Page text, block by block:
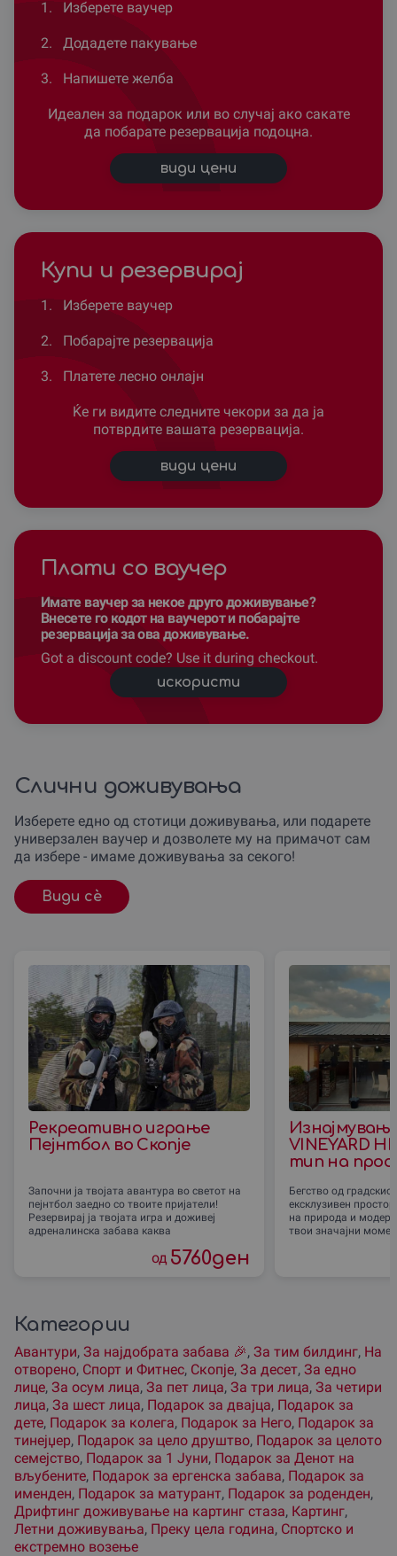
1. Изберете ваучер
2. Додадете пакување
3. Напишете желба
Идеален за подарок или во случај ако сакате
да побарате резервација подоцна.
види цени
Купи и резервирај
1. Изберете ваучер
2. Побарајте резервација
3. Платете лесно онлајн
Ќе ги видите следните чекори за да ја
потврдите вашата резервација.
види цени
Плати со ваучер
Имате ваучер за некое друго доживување?
Внесете го кодот на ваучерот и побарајте
резервација за ова доживување.
Got a discount code? Use it during checkout.
искористи
Слични доживувања
Изберете едно од стотици доживувања, или подарете
универзален ваучер и дозволете му на примачот сам
да избере - имаме доживувања за секого!
Види сè
Рекреативно играње
Пејнтбол во Скопjе
Започни ја твојата авантура во светот на
пејнтбол заедно со твоите пријатели!
Резервирај ја твојата игра и доживеј
адреналинска забава каква
од 5760ден
VINEYARD
тип на
Бегство од
ексклузивен
на природа и
твои значајни
Категории
Авантури, За наjдобрата забава 🎉, За тим билдинг, На
отворено, Спорт и Фитнес, Скопjе, За десет, За едно
лице, За осум лица, За пет лица, За три лица, За четири
лица, За шест лица, Подарок за двајца, Подарок за
дете, Подарок за колега, Подарок за Него, Подарок за
тинејџер, Подарок за цело друштво, Подарок за целото
семејство, Подарок за 1 Јуни, Подарок за Денот на
вљубените, Подарок за ергенска забава, Подарок за
именден, Подарок за матурант, Подарок за роденден,
Дрифтинг доживување на картинг стаза, Картинг,
Летни доживувања, Преку цела година, Спортско и
екстремно возење